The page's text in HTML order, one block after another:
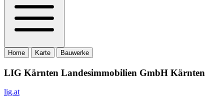
Home Karte Bauwerke
LIG Kärnten Landesimmobilien GmbH Kärnten
lig.at